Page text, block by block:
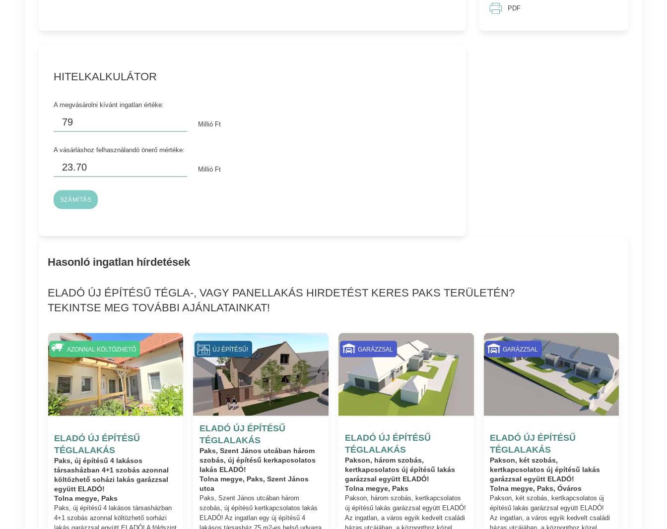
PDF
HITELKALKULÁTOR
A megvásárolni kívánt ingatlan értéke:
Millió Ft
A vásárláshoz felhasználandó önerő mértéke:
Millió Ft
SZÁMÍTÁS
Hasonló ingatlan hírdetések
ELADÓ ÚJ ÉPÍTÉSŰ TÉGLA-, VAGY PANELLAKÁS HIRDETÉST KERES PAKS TERÜLETÉN?
TEKINTSE MEG TOVÁBBI AJÁNLATAINKAT!
ELADÓ ÚJ ÉPÍTÉSŰ
TÉGLALAKÁS
Paks, új építésű 4 lakásos
társasházban 4+1 szobás azonnal
költözhető soházi lakás garázzsal
együtt ELADÓ!
Tolna megye, Paks
Paks, új építésű 4 lakásos társasházban
4+1 szobás azonnal költözhető sorházi
lakás garázzsal együtt ELADÓ! A földszint
AZONNAL KÖLTÖZHETŐ
ELADÓ ÚJ ÉPÍTÉSŰ
TÉGLALAKÁS
Paks, Szent János utcában három
szobás, új építésű kerkapcsolatos
lakás ELADÓ!
Tolna megye, Paks, Szent János
utca
Paks, Szent János utcában három
szobás, új építésű kertkapcsolatos lakás
ELADÓ! Az ingatlan egy új építésű 4
lakásos társasház 75 m2-es belső udvarra
ÚJ ÉPÍTÉSŰ!
ELADÓ ÚJ ÉPÍTÉSŰ
TÉGLALAKÁS
Pakson, három szobás,
kertkapcsolatos új építésű lakás
garázzsal együtt ELADÓ!
Tolna megye, Paks
Pakson, három szobás, kertkapcsolatos
új építésű lakás garázzsal együtt ELADÓ!
Az ingatlan, a város egyik kedvelt családi
házas utcájában, a központhoz közel
GARÁZZSAL
ELADÓ ÚJ ÉPÍTÉSŰ
TÉGLALAKÁS
Pakson, két szobás,
kertkapcsolatos új építésű lakás
garázzsal együtt ELADÓ!
Tolna megye, Paks, Óváros
Pakson, két szobás, kertkapcsolatos új
építésű lakás garázzsal együtt ELADÓ!
Az ingatlan, a város egyik kedvelt családi
házas utcájában, a központhoz közel
GARÁZZSAL